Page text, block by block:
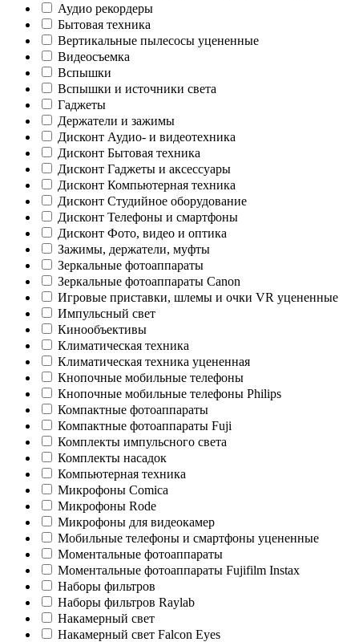
Аудио рекордеры
Бытовая техника
Вертикальные пылесосы уцененные
Видеосъемка
Вспышки
Вспышки и источники света
Гаджеты
Держатели и зажимы
Дисконт Аудио- и видеотехника
Дисконт Бытовая техника
Дисконт Гаджеты и аксессуары
Дисконт Компьютерная техника
Дисконт Студийное оборудование
Дисконт Телефоны и смартфоны
Дисконт Фото, видео и оптика
Зажимы, держатели, муфты
Зеркальные фотоаппараты
Зеркальные фотоаппараты Canon
Игровые приставки, шлемы и очки VR уцененные
Импульсный свет
Кинообъективы
Климатическая техника
Климатическая техника уцененная
Кнопочные мобильные телефоны
Кнопочные мобильные телефоны Philips
Компактные фотоаппараты
Компактные фотоаппараты Fuji
Комплекты импульсного света
Комплекты насадок
Компьютерная техника
Микрофоны Comica
Микрофоны Rode
Микрофоны для видеокамер
Мобильные телефоны и смартфоны уцененные
Моментальные фотоаппараты
Моментальные фотоаппараты Fujifilm Instax
Наборы фильтров
Наборы фильтров Raylab
Накамерный свет
Накамерный свет Falcon Eyes